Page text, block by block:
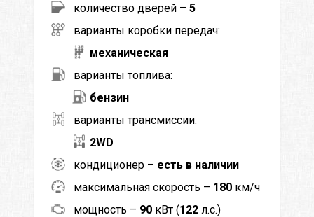
количество дверей – 5
варианты коробки передач:
механическая
варианты топлива:
бензин
варианты трансмиссии:
2WD
кондиционер – есть в наличии
максимальная скорость – 180 км/ч
мощность – 90 кВт (122 л.с.)